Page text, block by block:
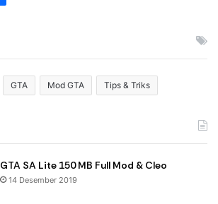
GTA Mod GTA Tips & Triks
GTA SA Lite 150 MB Full Mod & Cleo
14 Desember 2019